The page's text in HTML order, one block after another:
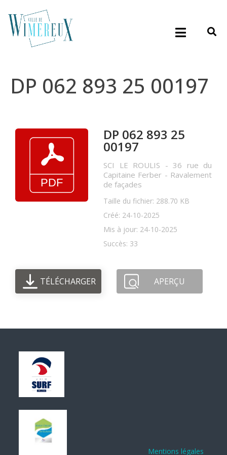
DP 062 893 25 00197
DP 062 893 25
00197
SCI LE ROULIS - 36 rue du
Capitaine Ferber - Ravalement
de façades
Taille du fichier: 288.70 KB
Créé: 24-10-2025
Mis à jour: 24-10-2025
Succès: 33
TÉLÉCHARGER APERÇU
Mentions légales